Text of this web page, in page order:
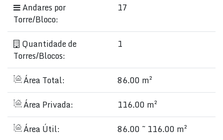
Andares por
Torre/Bloco:
17
Quantidade de
Torres/Blocos:
1
Área Total:
86.00 m²
Área Privada:
116.00 m²
Área Útil:
86.00 ~ 116.00 m²